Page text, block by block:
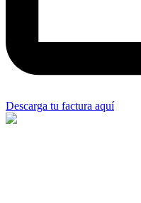
Descarga tu factura aquí